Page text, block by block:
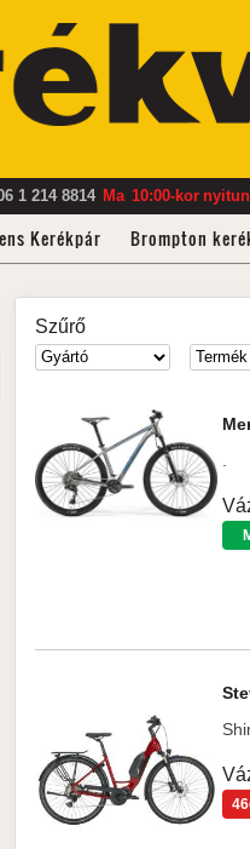
1 214 8814 Ma 10:00-kor
Kerékpár Brompton
Szűrő